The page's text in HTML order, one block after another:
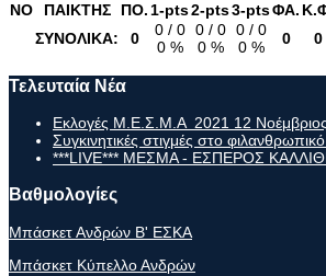
NO ΠΑΙΚΤΗΣ ΠΟ.1-pts2-pts3-ptsΦΑ.
ΣΥΝΟΛΙΚΑ:
0
0 / 0
0 %
0 / 0
0 %
0 / 0
0 %
0 0
Τελευταία Νέα
Εκλογές Μ.Ε.Σ.Μ.Α 2021 12
Συγκινητικές στιγμές στο
***LIVE*** ΜΕΣΜΑ - ΕΣΠΕΡΟΣ
Βαθμολογίες
Μπάσκετ Ανδρών Β' ΕΣΚΑ
Μπάσκετ Κύπελλο Ανδρών